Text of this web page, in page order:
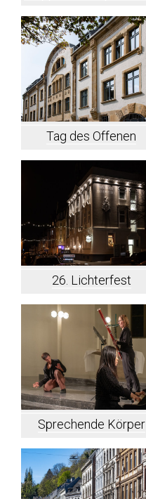
Tag des Offenen
26. Lichterfest
Sprechende Körper